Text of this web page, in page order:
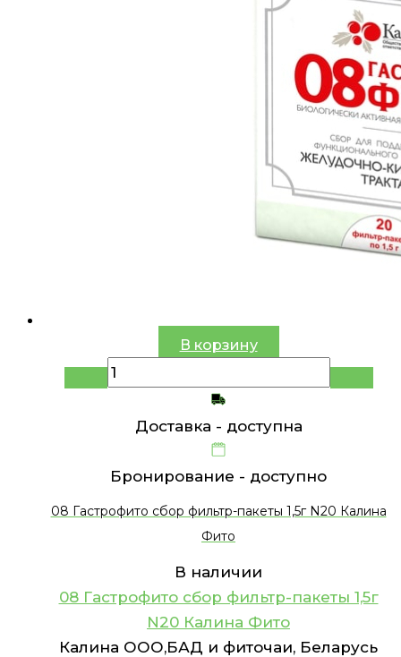
В корзину
Доставка - доступна
Бронирование - доступно
08 Гастрофито сбор фильтр-пакеты 1,5г N20 Калина
Фито
В наличии
08 Гастрофито сбор фильтр-пакеты 1,5г
N20 Калина Фито
Калина ООО,БАД и фиточаи, Беларусь